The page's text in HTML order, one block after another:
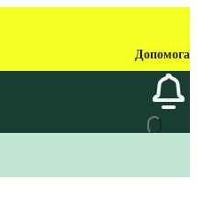
Допомога